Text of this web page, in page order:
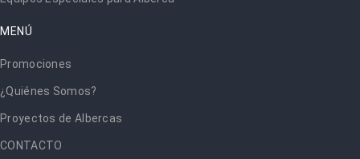
MENÚ
Promociones
¿Quiénes Somos?
Proyectos de Albercas
CONTACTO